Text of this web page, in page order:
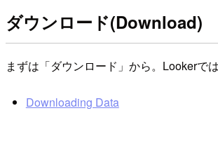
ダウンロード(Download)
まずは「ダウンロード」から。Lookerで
Downloading Data